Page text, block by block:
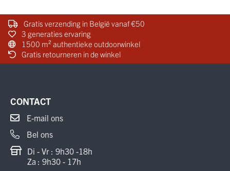
Gratis verzending in België vanaf €50
3 generaties ervaring
1500 m² authentieke outdoorwinkel
Gratis retourneren in de winkel
CONTACT
E-mail ons
Bel ons
Di - Vr : 9h30 -18h
Za : 9h30 - 17h